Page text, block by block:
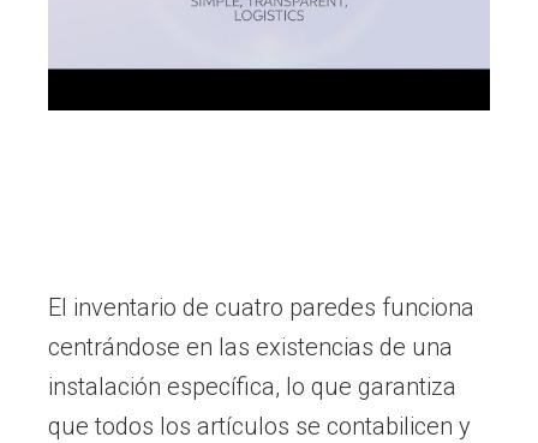
El inventario de cuatro paredes funciona
centrándose en las existencias de una
instalación específica, lo que garantiza
que todos los artículos se contabilicen y